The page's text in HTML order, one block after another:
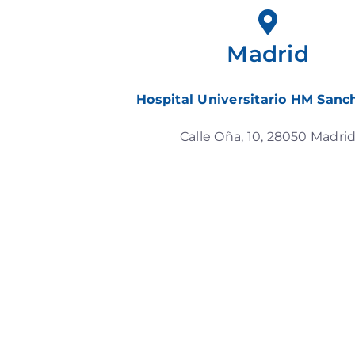
Madrid
Hospital Universitario HM
Calle Oña, 10, 28050